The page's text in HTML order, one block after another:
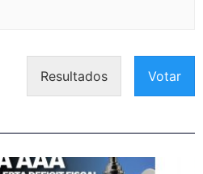
Resultados Votar